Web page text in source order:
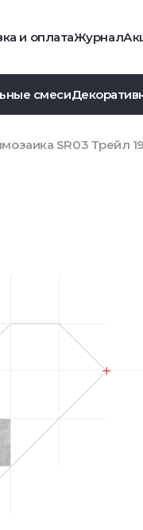
и оплатаЖурнал
смеси
SR03 Трейл